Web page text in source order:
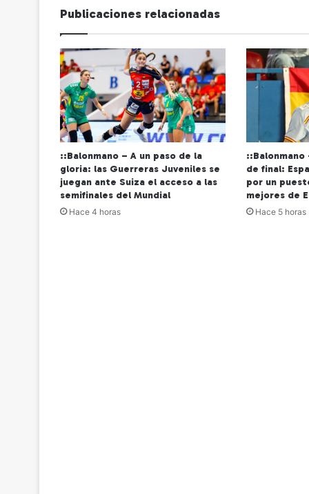
Publicaciones relacionadas
::Balonmano – A un paso de la
gloria: las Guerreras Juveniles se
juegan ante Suiza el acceso a las
semifinales del Mundial
Hace 4 horas
::Balonmano
de final:
por un
mejores de
Hace 5 horas